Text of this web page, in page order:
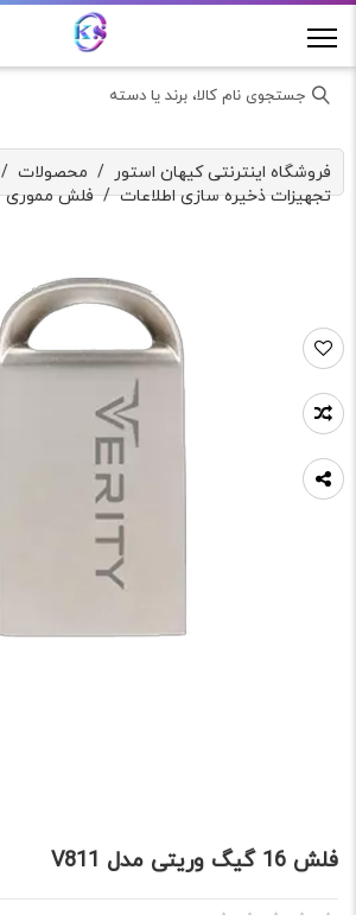
جستجوی نام کالا، برند یا دسته
فروشگاه اینترنتی کیهان استور / محصولات /
تجهیزات ذخیره سازی اطلاعات/فلش مموری
فلش 16 گيگ وريتی مدل V811